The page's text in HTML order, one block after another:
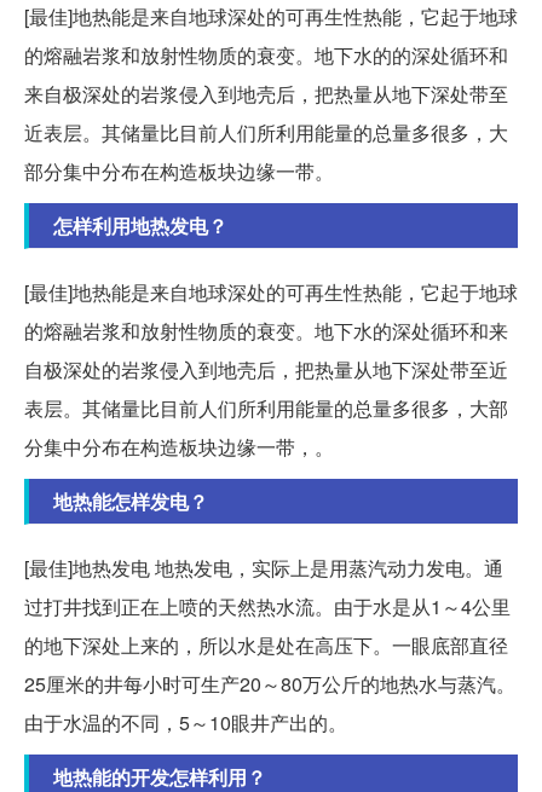
[最佳]地热能是来自地球深处的可再生性热能，它起于地球
的熔融岩浆和放射性物质的衰变。地下水的的深处循环和
来自极深处的岩浆侵入到地壳后，把热量从地下深处带至
近表层。其储量比目前人们所利用能量的总量多很多，大
部分集中分布在构造板块边缘一带。
怎样利用地热发电？
[最佳]地热能是来自地球深处的可再生性热能，它起于地球
的熔融岩浆和放射性物质的衰变。地下水的深处循环和来
自极深处的岩浆侵入到地壳后，把热量从地下深处带至近
表层。其储量比目前人们所利用能量的总量多很多，大部
分集中分布在构造板块边缘一带，。
地热能怎样发电？
[最佳]地热发电 地热发电，实际上是用蒸汽动力发电。通
过打井找到正在上喷的天然热水流。由于水是从1～4公里
的地下深处上来的，所以水是处在高压下。一眼底部直径
25厘米的井每小时可生产20～80万公斤的地热水与蒸汽。
由于水温的不同，5～10眼井产出的。
地热能的开发怎样利用？